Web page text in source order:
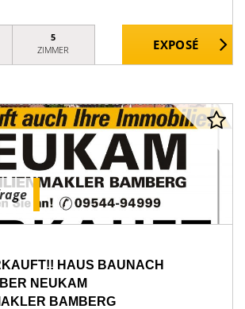
5
ZIMMER
HAUS BAUNACH
NEUKAM
BAMBERG